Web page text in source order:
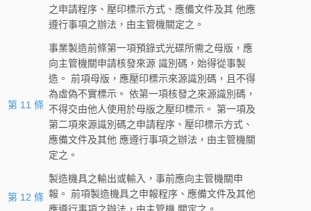
之申請程序、壓印標示方式、應備文件及其 他應
遵行事項之辦法，由主管機關定之。
第 11 條
事業製造前條第一項預錄式光碟所需之母版，應
向主管機關申請核發來源 識別碼，始得從事製
造。 前項母版，應壓印標示來源識別碼，且不得
為虛偽不實標示。 依第一項核發之來源識別碼，
不得交由他人使用於母版之壓印標示。 第一項及
第二項來源識別碼之申請程序、壓印標示方式、
應備文件及其他 應遵行事項之辦法，由主管機關
定之。
第 12 條
製造機具之輸出或輸入，事前應向主管機關申
報。 前項製造機具之申報程序、應備文件及其他